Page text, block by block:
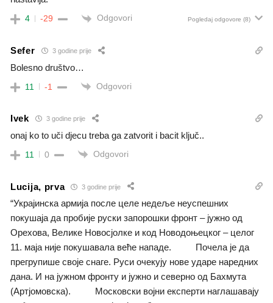
4 -29 Odgovori Pogledaj odgovore (8)
Sefer 3 godine prije
Bolesno društvo…
11 -1 Odgovori
Ivek 3 godine prije
onaj ko to uči djecu treba ga zatvorit i bacit ključ..
11 0 Odgovori
Lucija, prva 3 godine prije
“Украјинска армија после целе недеље неуспешних
покушаја да пробије руски запорошки фронт – јужно од
Орехова, Велике Новосјолке и код Новодоњецког – целог
11. маја није покушавала веће нападе. Почела је да
прегрупише своје снаге. Руси очекују нове ударе наредних
дана. И на јужном фронту и јужно и северно од Бахмута
(Артјомовска). Московски војни експерти наглашавају